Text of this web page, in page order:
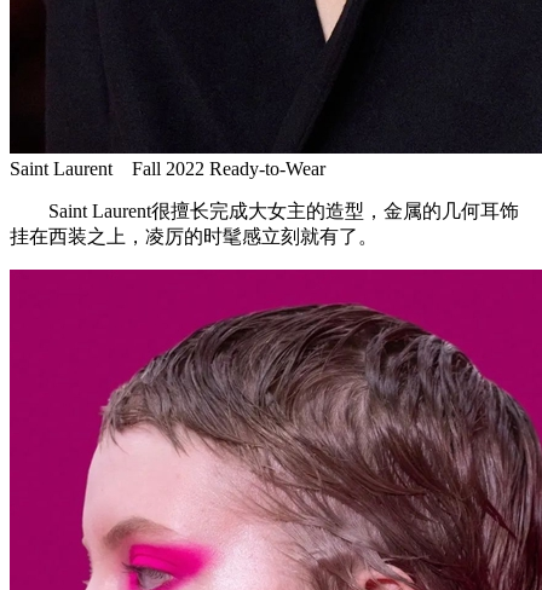
Saint Laurent Fall 2022 Ready-to-Wear
Saint Laurent很擅长完成大女主的造型，金属的几何耳饰
挂在西装之上，凌厉的时髦感立刻就有了。